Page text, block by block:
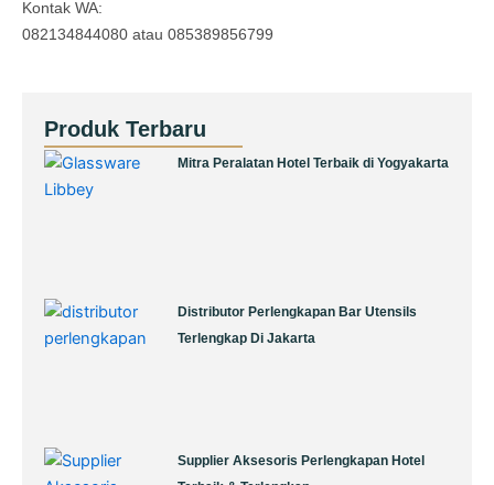
Produk Terbaru
Mitra Peralatan Hotel Terbaik di Yogyakarta
Distributor Perlengkapan Bar Utensils
Terlengkap Di Jakarta
Supplier Aksesoris Perlengkapan Hotel
PagePagePagePagePage
Kontak WA:
082134844080 atau 085389856799